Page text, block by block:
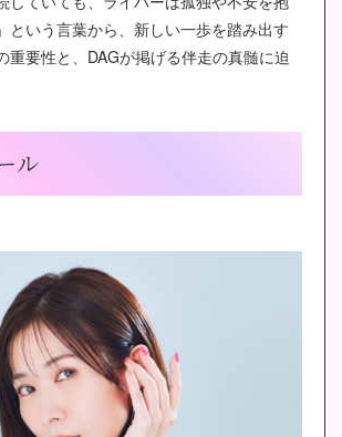
という言葉から、新しい一歩を踏み出す
重要性と、DAGが掲げる伴走の真髄に迫
ル